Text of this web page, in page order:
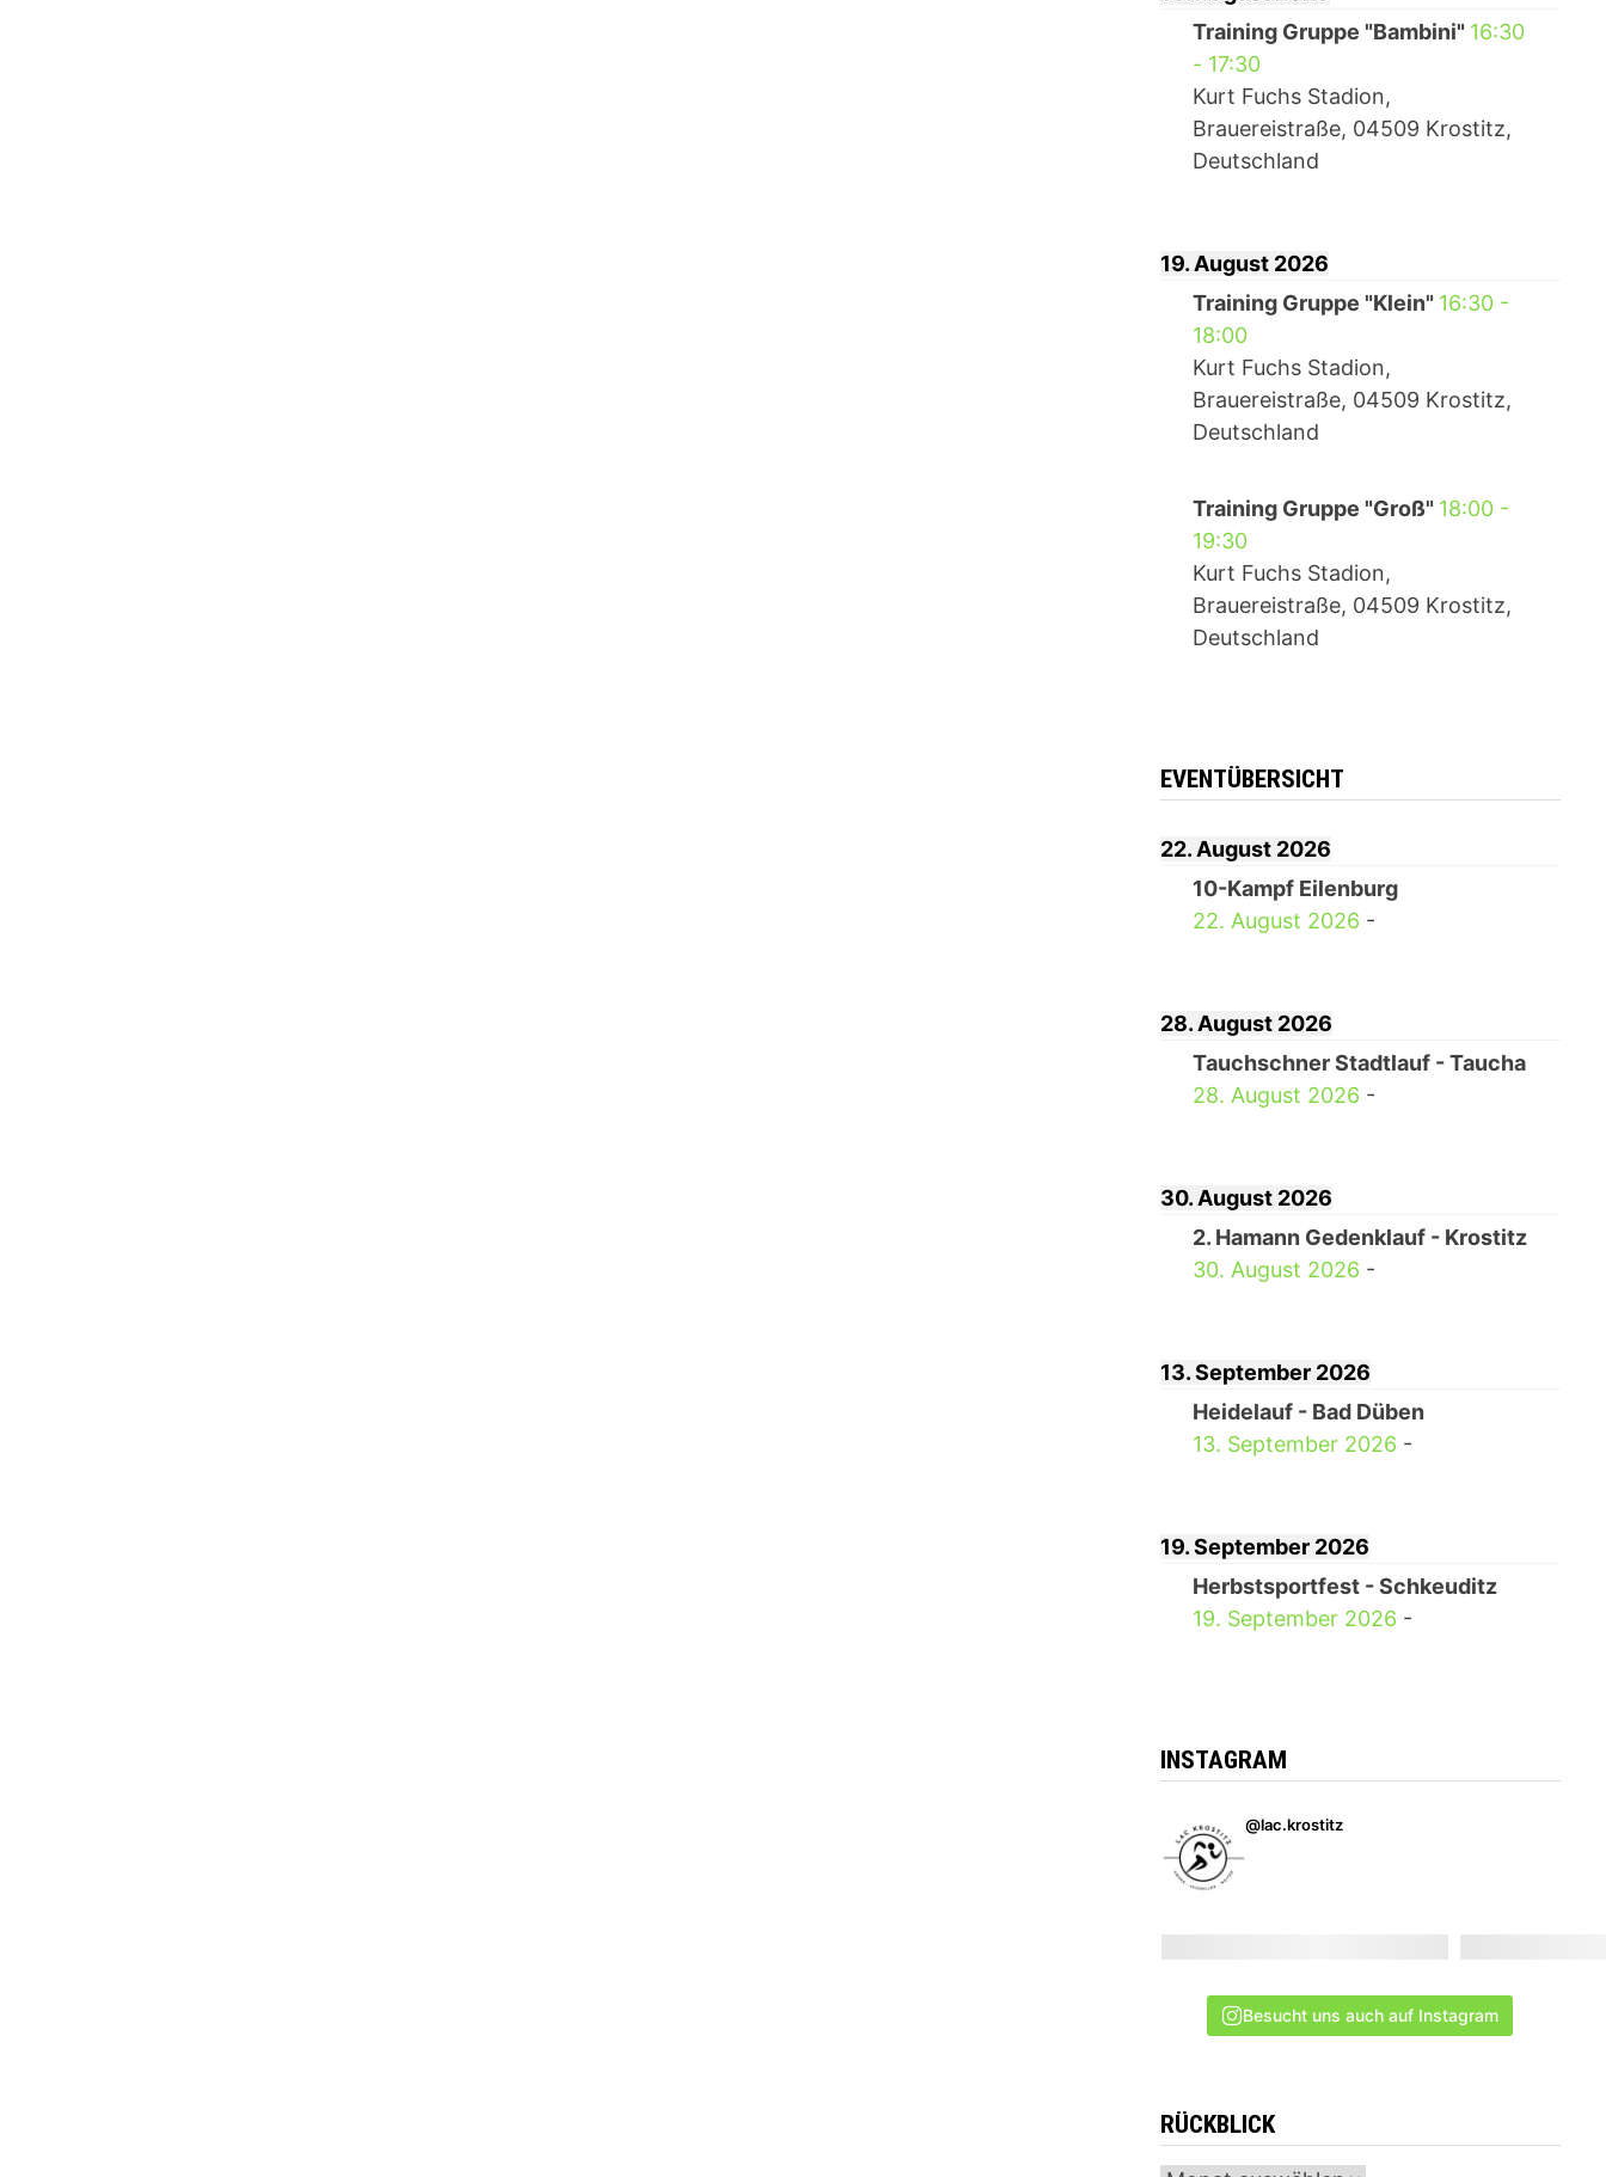
Training Gruppe "Bambini" 16:30
- 17:30
Kurt Fuchs Stadion,
Brauereistraße, 04509 Krostitz,
Deutschland
19. August 2026
Training Gruppe "Klein" 16:30-
18:00
Kurt Fuchs Stadion,
Brauereistraße, 04509 Krostitz,
Deutschland
Training Gruppe "Groß" 18:00-
19:30
Kurt Fuchs Stadion,
Brauereistraße, 04509 Krostitz,
Deutschland
EVENTÜBERSICHT
22. August 2026
10-Kampf Eilenburg
22. August 2026 -
28. August 2026
Tauchschner Stadtlauf - Taucha
28. August 2026 -
30. August 2026
2. Hamann Gedenklauf - Krostitz
30. August 2026 -
13. September 2026
Heidelauf - Bad Düben
13. September 2026 -
19. September 2026
Herbstsportfest - Schkeuditz
19. September 2026 -
INSTAGRAM
@lac.krostitz
Besucht uns auch auf Instagram
RÜCKBLICK